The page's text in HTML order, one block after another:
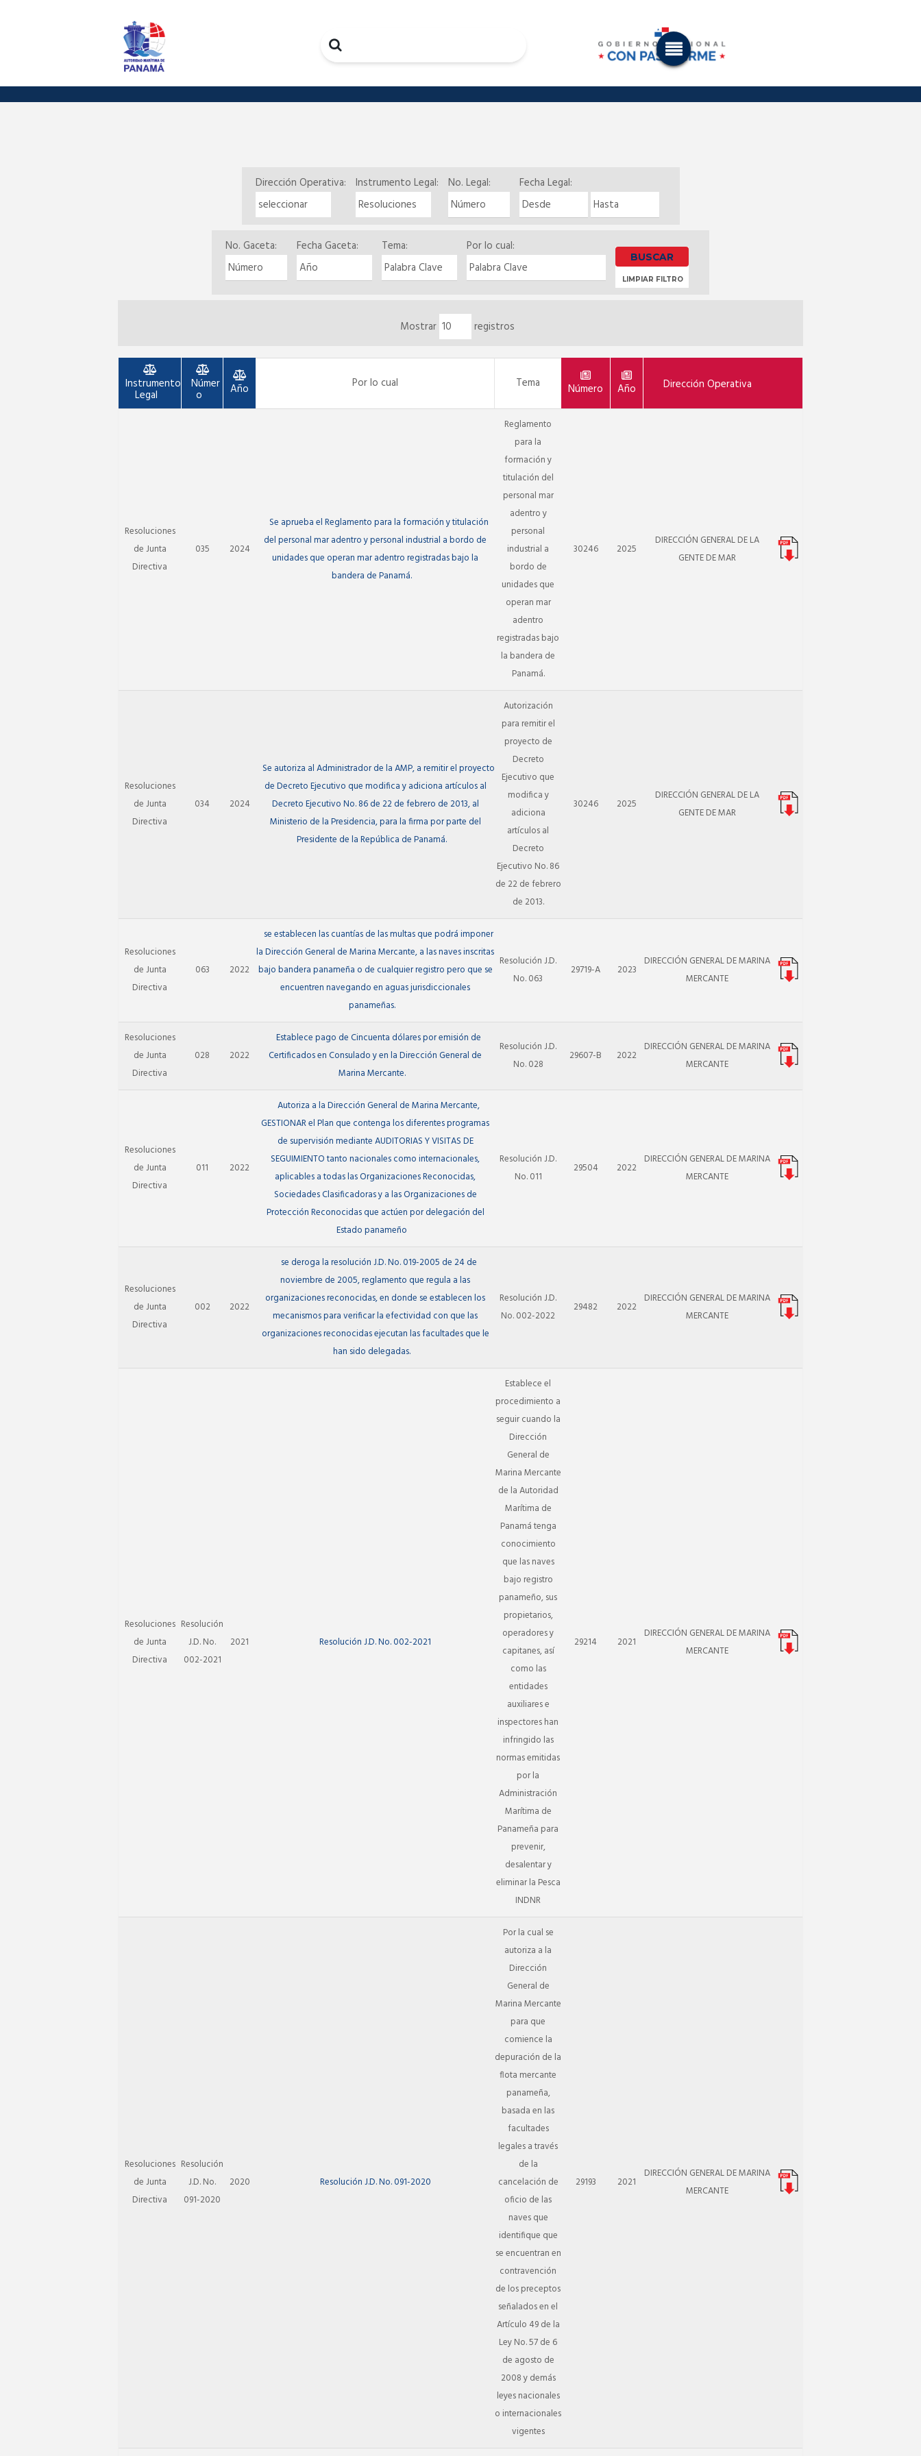
Search
Dirección Operativa: Instrumento Legal: No. Legal: Fecha Legal:
No. Gaceta: Fecha Gaceta: Tema: Por lo cual:
Search
LIMPIAR FILTRO
Mostrar registros
Instrumento
Legal
Númer
o Año Por lo cual Tema Número Año Dirección Operativa
Resoluciones
de Junta
Directiva
035 2024
Se aprueba el Reglamento para la formación y titulación
del personal mar adentro y personal industrial a bordo de
unidades que operan mar adentro registradas bajo la
bandera de Panamá.
Reglamento
para la
formación y
titulación del
personal mar
adentro y
personal
industrial a
bordo de
unidades que
operan mar
adentro
registradas bajo
la bandera de
Panamá.
30246 2025
DIRECCIÓN GENERAL DE LA
GENTE DE MAR
Resoluciones
de Junta
Directiva
034 2024
Se autoriza al Administrador de la AMP, a remitir el proyecto
de Decreto Ejecutivo que modifica y adiciona artículos al
Decreto Ejecutivo No. 86 de 22 de febrero de 2013, al
Ministerio de la Presidencia, para la firma por parte del
Presidente de la República de Panamá.
Autorización
para remitir el
proyecto de
Decreto
Ejecutivo que
modifica y
adiciona
artículos al
Decreto
Ejecutivo No. 86
de 22 de febrero
de 2013.
30246 2025
DIRECCIÓN GENERAL DE LA
GENTE DE MAR
Resoluciones
de Junta
Directiva
063 2022
se establecen las cuantías de las multas que podrá imponer
la Dirección General de Marina Mercante, a las naves inscritas
bajo bandera panameña o de cualquier registro pero que se
encuentren navegando en aguas jurisdiccionales
panameñas.
Resolución J.D.
No. 063
29719-A 2023
DIRECCIÓN GENERAL DE MARINA
MERCANTE
Resoluciones
de Junta
Directiva
028 2022
Establece pago de Cincuenta dólares por emisión de
Certificados en Consulado y en la Dirección General de
Marina Mercante.
Resolución J.D.
No. 028
29607-B 2022
DIRECCIÓN GENERAL DE MARINA
MERCANTE
Resoluciones
de Junta
Directiva
011 2022
Autoriza a la Dirección General de Marina Mercante,
GESTIONAR el Plan que contenga los diferentes programas
de supervisión mediante AUDITORIAS Y VISITAS DE
SEGUIMIENTO tanto nacionales como internacionales,
aplicables a todas las Organizaciones Reconocidas,
Sociedades Clasificadoras y a las Organizaciones de
Protección Reconocidas que actúen por delegación del
Estado panameño
Resolución J.D.
No. 011
29504 2022
DIRECCIÓN GENERAL DE MARINA
MERCANTE
Resoluciones
de Junta
Directiva
002 2022
se deroga la resolución J.D. No. 019-2005 de 24 de
noviembre de 2005, reglamento que regula a las
organizaciones reconocidas, en donde se establecen los
mecanismos para verificar la efectividad con que las
organizaciones reconocidas ejecutan las facultades que le
han sido delegadas.
Resolución J.D.
No. 002-2022
29482 2022
DIRECCIÓN GENERAL DE MARINA
MERCANTE
Resoluciones
de Junta
Directiva
Resolución
J.D. No.
002-2021
2021 Resolución J.D. No. 002-2021
Establece el
procedimiento a
seguir cuando la
Dirección
General de
Marina Mercante
de la Autoridad
Marítima de
Panamá tenga
conocimiento
que las naves
bajo registro
panameño, sus
propietarios,
operadores y
capitanes, así
como las
entidades
auxiliares e
inspectores han
infringido las
normas emitidas
por la
Administración
Marítima de
Panameña para
prevenir,
desalentar y
eliminar la Pesca
INDNR
29214 2021
DIRECCIÓN GENERAL DE MARINA
MERCANTE
Resoluciones
de Junta
Directiva
Resolución
J.D. No.
091-2020
2020 Resolución J.D. No. 091-2020
Por la cual se
autoriza a la
Dirección
General de
Marina Mercante
para que
comience la
depuración de la
flota mercante
panameña,
basada en las
facultades
legales a través
de la
cancelación de
oficio de las
naves que
identifique que
se encuentran en
contravención
de los preceptos
señalados en el
Artículo 49 de la
Ley No. 57 de 6
de agosto de
2008 y demás
leyes nacionales
o internacionales
vigentes
29193 2021
DIRECCIÓN GENERAL DE MARINA
MERCANTE